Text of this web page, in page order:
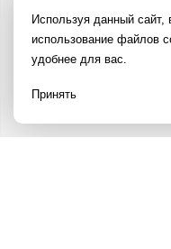
коробок
Вопросы и ответы
Полезное на
Используя данный сайт,
использование файлов
удобнее для вас.
Принять